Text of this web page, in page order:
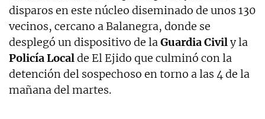
disparos en este núcleo diseminado de unos 130
vecinos, cercano a Balanegra, donde se
desplegó un dispositivo de laGuardia Civily la
Policía Localde El Ejido que culminó con la
detención del sospechoso en torno a las 4 de la
mañana del martes.